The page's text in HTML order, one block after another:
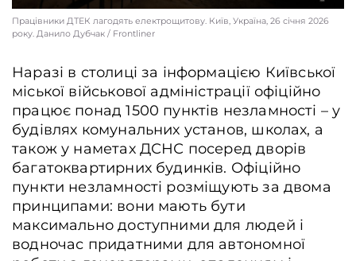
Працівники ДТЕК лагодять електрощитову. Київ, Україна, 26 січня 2026
року. Данило Дубчак / Frontliner
Наразі в столиці за інформацією Київської
міської військової адміністрації офіційно
працює понад 1500 пунктів незламності – у
будівлях комунальних установ, школах, а
також у наметах ДСНС посеред дворів
багатоквартирних будинків. Офіційно
пункти незламності розміщують за двома
принципами: вони мають бути
максимально доступними для людей і
водночас придатними для автономної